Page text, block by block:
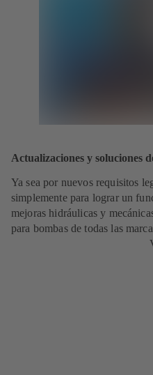
Actualizaciones y soluciones
Ya sea por nuevos requisitos
simplemente para lograr un
mejoras hidráulicas y
para bombas de todas las